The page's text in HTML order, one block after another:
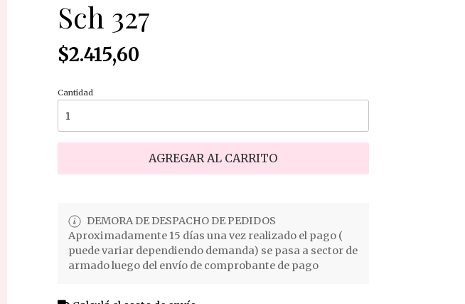
Sch 327
$2.415,60
Cantidad
AGREGAR AL CARRITO
DEMORA DE DESPACHO DE PEDIDOS
Aproximadamente 15 días una vez realizado el pago (
puede variar dependiendo demanda) se pasa a sector de
armado luego del envío de comprobante de pago